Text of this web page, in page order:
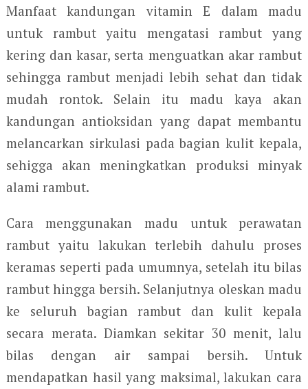
Manfaat kandungan vitamin E dalam madu
untuk rambut yaitu mengatasi rambut yang
kering dan kasar, serta menguatkan akar rambut
sehingga rambut menjadi lebih sehat dan tidak
mudah rontok. Selain itu madu kaya akan
kandungan antioksidan yang dapat membantu
melancarkan sirkulasi pada bagian kulit kepala,
sehigga akan meningkatkan produksi minyak
alami rambut.
Cara menggunakan madu untuk perawatan
rambut yaitu lakukan terlebih dahulu proses
keramas seperti pada umumnya, setelah itu bilas
rambut hingga bersih. Selanjutnya oleskan madu
ke seluruh bagian rambut dan kulit kepala
secara merata. Diamkan sekitar 30 menit, lalu
bilas dengan air sampai bersih. Untuk
mendapatkan hasil yang maksimal, lakukan cara